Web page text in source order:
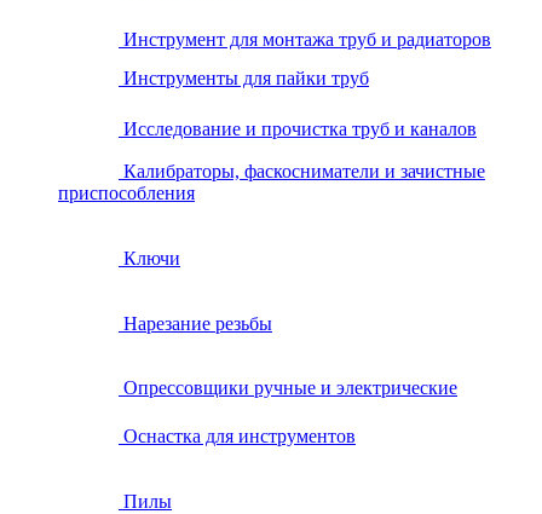
Инструмент для монтажа труб и радиаторов
Инструменты для пайки труб
Исследование и прочистка труб и каналов
Калибраторы, фаскосниматели и зачистные
приспособления
Ключи
Нарезание резьбы
Опрессовщики ручные и электрические
Оснастка для инструментов
Пилы